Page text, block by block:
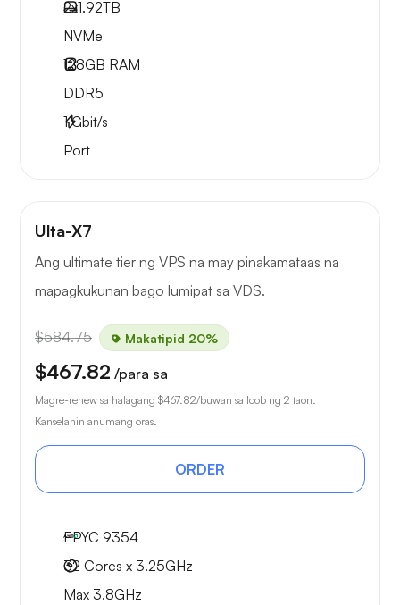
2x1.92TB
NVMe
128GB RAM
DDR5
1Gbit/s
Port
Ulta-X7
Ang ultimate tier ng VPS na may pinakamataas na
mapagkukunan bago lumipat sa VDS.
$584.75 Makatipid 20%
$467.82 /para sa
Magre-renew sa halagang $467.82/buwan sa loob ng 2 taon.
Kanselahin anumang oras.
ORDER
EPYC 9354
32 Cores x 3.25GHz
Max 3.8GHz